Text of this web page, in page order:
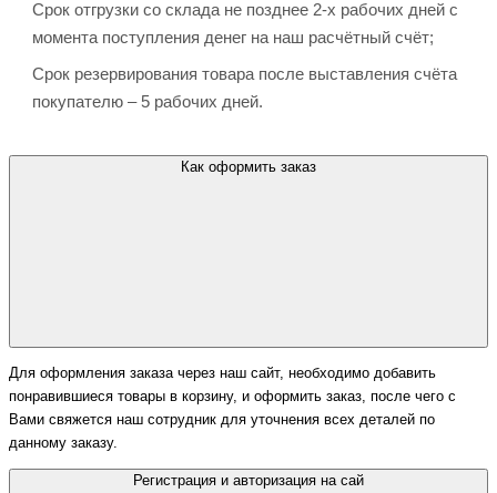
Срок отгрузки со склада не позднее 2-х рабочих дней с
момента поступления денег на наш расчётный счёт;
Срок резервирования товара после выставления счёта
покупателю – 5 рабочих дней.
Как оформить заказ
Для оформления заказа через наш сайт, необходимо добавить
понравившиеся товары в корзину, и оформить заказ, после чего с
Вами свяжется наш сотрудник для уточнения всех деталей по
данному заказу.
Регистрация и авторизация на сай